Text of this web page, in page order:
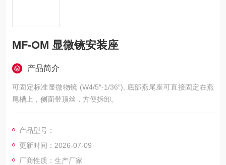
MF-OM 显微镜安装座
产品简介
可固定标准显微物镜 (W4/5″-1/36″), 底部燕尾座可直接固定在燕
尾槽上，侧面带顶丝，方便拆卸。
产品型号：
更新时间：2026-07-09
厂商性质：生产厂家